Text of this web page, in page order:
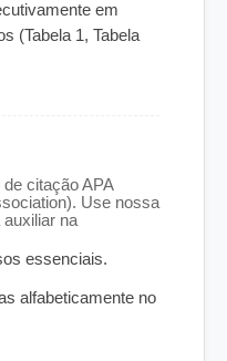
em
(Tabela 1, Tabela
citação APA
Use nossa
na
essenciais.
alfabeticamente no